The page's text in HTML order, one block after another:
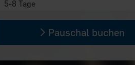
5-8 Tage
Pauschal buchen